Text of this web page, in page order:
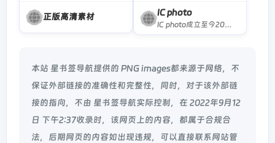
正版高清素材 IC photo
IC photo成立至今20年，是领先的一站式视觉整合营销平台，作为国足、中超联赛的独家官方图片合作伙伴，代理全球300余家图片社资源，提供视觉内容、供稿平台、版权服务、整合营销等业务，服务头条、淘宝、腾讯、耐克、DHL、壳牌等著名品牌，致力于打造全面、专业、快速的正版视觉内容生态，推动产业发展。
本站 星书签导航提供的 PNG images都来源于网络，不
保证外部链接的准确性和完整性，同时，对于该外部链
接的指向，不由 星书签导航实际控制，在 2022年9月12
日 下午2:37收录时，该网页上的内容，都属于合规合
法，后期网页的内容如出现违规，可以直接联系网站管